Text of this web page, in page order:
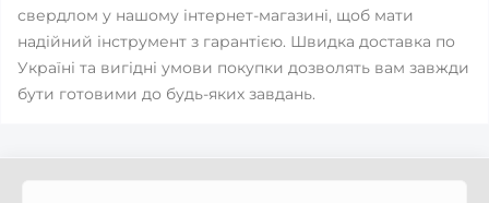
свердлом у нашому інтернет-магазині, щоб мати
надійний інструмент з гарантією. Швидка доставка по
Україні та вигідні умови покупки дозволять вам завжди
бути готовими до будь-яких завдань.